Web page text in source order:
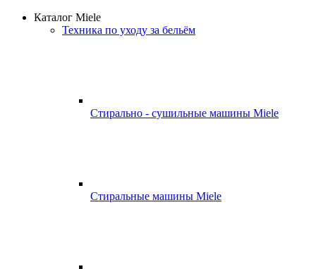
Каталог Miele
Техника по уходу за бельём
Стирально - сушильные машины Miele
Стиральные машины Miele